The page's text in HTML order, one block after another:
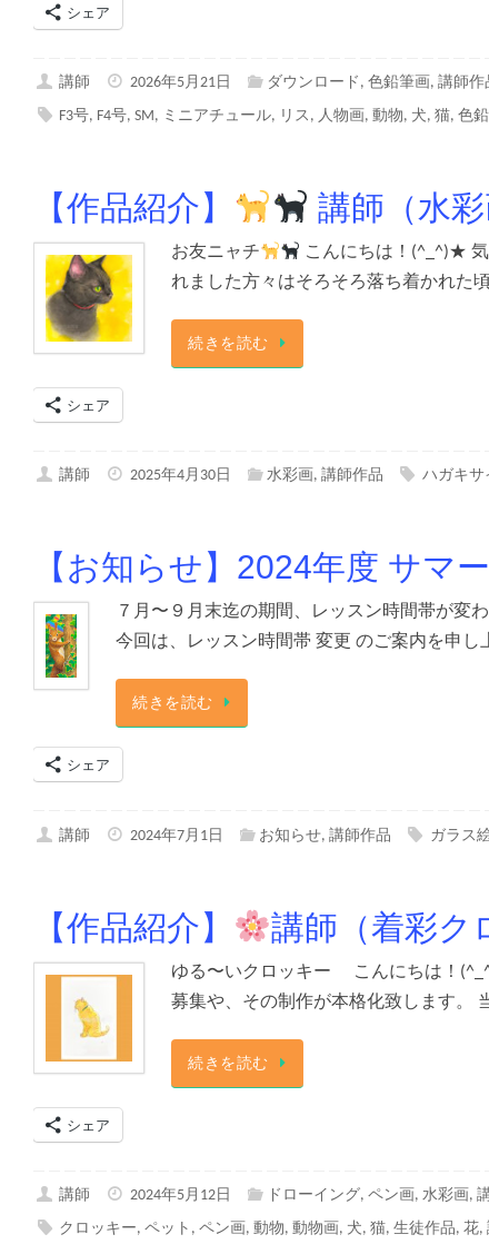
シェア
講師 2026年5月21日 ダウンロード , 色鉛筆画, 講師作
F3号, F4号,SM, ミニアチュール, リス , 人物画,動物, 犬,猫,色
【作品紹介】 講師（水
お友ニャチ
こんにちは！(^_^)★
れました方々はそろそろ落ち着かれた
続きを読む
シェア
講師 2025年4月30日 水彩画, 講師作品 ハガキサ
【お知らせ】2024年度 サマ
７月〜９月末迄の期間、レッスン時間帯が
今回は、レッスン時間帯 変更 のご案内を申し
続きを読む
シェア
講師 2024年7月1日 お知らせ, 講師作品 ガラス
【作品紹介】 講師（着彩ク
ゆる〜いクロッキー こんにちは！
募集や、その制作が本格化致します。
続きを読む
シェア
講師 2024年5月12日 ドローイング, ペン画, 水彩画,
クロッキー,ペット ,ペン画,動物,動物画, 犬,猫,生徒作品,花,